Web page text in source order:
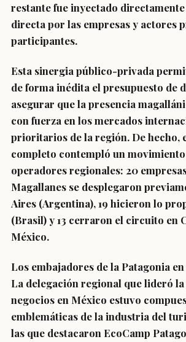
restante fue inyectado
directa por las empresas y actores
participantes.
Esta sinergia público-privada
de forma inédita el presupuesto de
asegurar que la presencia
con fuerza en los mercados
prioritarios de la región. De hecho,
completo contempló un
operadores regionales: 20
Magallanes se desplegaron
Aires (Argentina), 19 hicieron lo
(Brasil) y 13 cerraron el circuito en
México.
Los embajadores de la Patagonia
La delegación regional que lideró
negocios en México estuvo
emblemáticas de la industria del
las que destacaron EcoCamp